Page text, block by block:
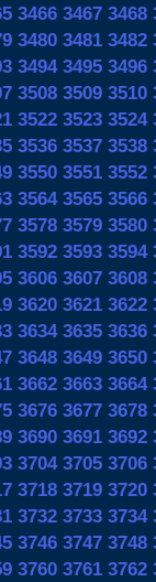
3466 3467 3468
3480 3481 3482
3494 3495 3496
3508 3509 3510
3522 3523 3524
3536 3537 3538
3550 3551 3552
3564 3565 3566
3578 3579 3580
3592 3593 3594
3606 3607 3608
3620 3621 3622
3634 3635 3636
3648 3649 3650
3662 3663 3664
3676 3677 3678
3690 3691 3692
3704 3705 3706
3718 3719 3720
3732 3733 3734
3746 3747 3748
3760 3761 3762